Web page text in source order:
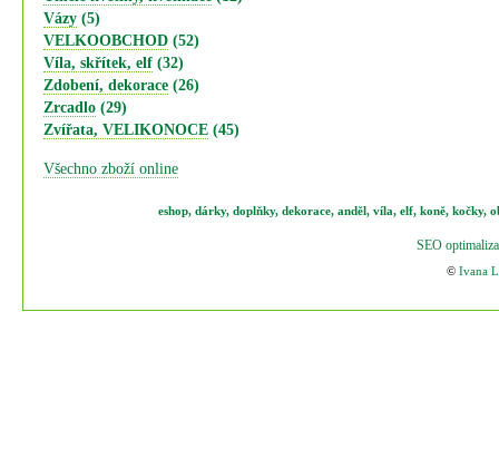
Vázy (5)
VELKOOBCHOD (52)
Víla, skřítek, elf (32)
Zdobení, dekorace (26)
Zrcadlo (29)
Zvířata, VELIKONOCE (45)
Všechno zboží online
eshop, dárky, doplňky, dekorace, anděl, víla, elf, koně, kočky,
SEO
© Ivana